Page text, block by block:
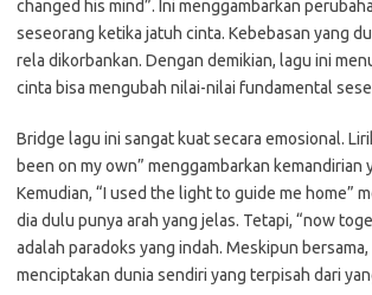
changed his mind”. Ini menggambarkan
seseorang ketika jatuh cinta. Kebebasan yang
rela dikorbankan. Dengan demikian, lagu ini
cinta bisa mengubah nilai-nilai fundamental
Bridge lagu ini sangat kuat secara emosional.
been on my own” menggambarkan kemandirian
Kemudian, “I used the light to guide me home”
dia dulu punya arah yang jelas. Tetapi, “now
adalah paradoks yang indah. Meskipun bersama,
menciptakan dunia sendiri yang terpisah dari